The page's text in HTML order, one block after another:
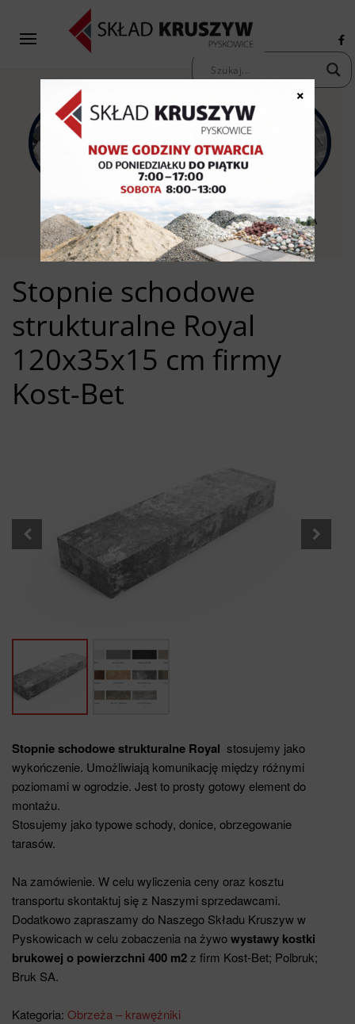
KAMIENIE
OZDOBNE
PIASKI ŻWIRY
KOSTKA
BRUKOWA
Stopnie schodowe
strukturalne Royal
120x35x15 cm firmy
Kost-Bet
Stopnie schodowe strukturalne Royal stosujemy jako
wykończenie. Umożliwiają komunikację między różnymi
poziomami w ogrodzie. Jest to prosty gotowy element do
montażu.
Stosujemy jako typowe schody, donice, obrzegowanie
tarasów.
Na zamówienie. W celu wyliczenia ceny oraz kosztu
transportu skontaktuj się z Naszymi sprzedawcami.
Dodatkowo zapraszamy do Naszego Składu Kruszyw w
Pyskowicach w celu zobaczenia na żywowystawy kostki
brukowej o powierzchni 400 m2z firm Kost-Bet; Polbruk;
Bruk SA.
Kategoria: Obrzeża – krawężniki
×